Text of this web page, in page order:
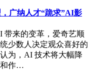
广纳人才“跪求”AI影
带来的变革，爱奇艺顺
少数人决定观众喜好的
为，AI 技术将大幅降
和作…